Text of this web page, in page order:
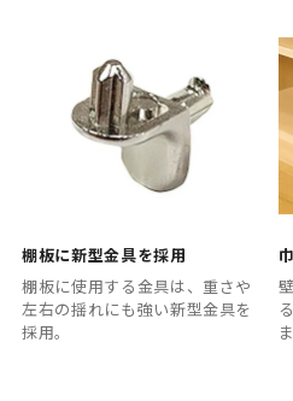
棚板に新型金具を採用
棚板に使用する金具は、重さや
左右の揺れにも強い新型金具を
採用。